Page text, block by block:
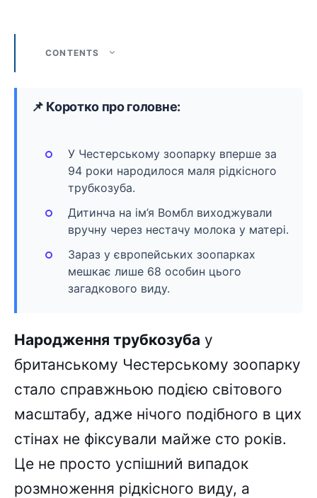
CONTENTS
📌 Коротко про головне:
У Честерському зоопарку вперше за
94 роки народилося маля рідкісного
трубкозуба.
Дитинча на ім’я Вомбл виходжували
вручну через нестачу молока у матері.
Зараз у європейських зоопарках
мешкає лише 68 особин цього
загадкового виду.
Народження трубкозуба у
британському Честерському зоопарку
стало справжньою подією світового
масштабу, адже нічого подібного в цих
стінах не фіксували майже сто років.
Це не просто успішний випадок
розмноження рідкісного виду, а